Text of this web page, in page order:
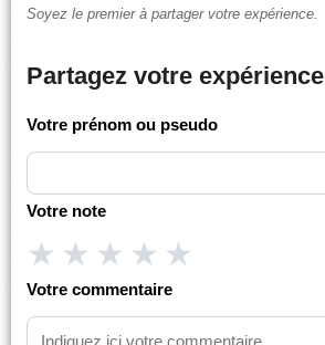
Soyez le premier à partager votre expérience.
Partagez votre expérience
Votre prénom ou pseudo
Votre note
★ ★ ★ ★ ★
Votre commentaire